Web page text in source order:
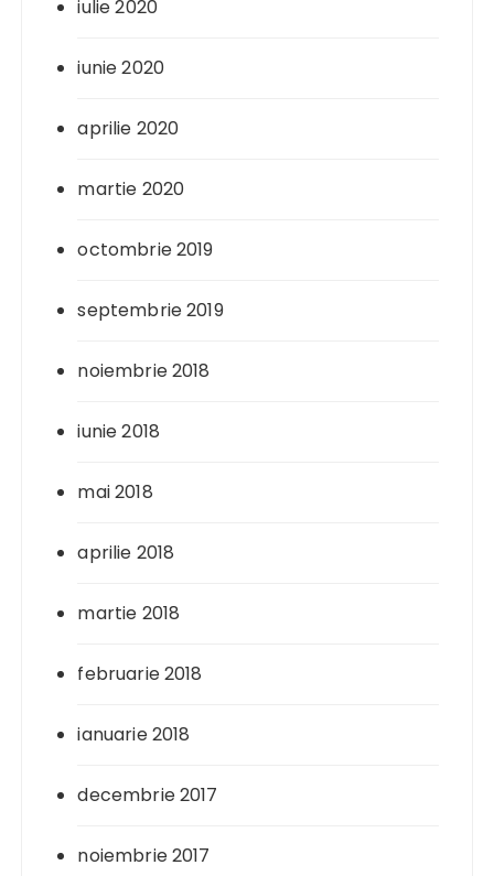
iulie 2020
iunie 2020
aprilie 2020
martie 2020
octombrie 2019
septembrie 2019
noiembrie 2018
iunie 2018
mai 2018
aprilie 2018
martie 2018
februarie 2018
ianuarie 2018
decembrie 2017
noiembrie 2017